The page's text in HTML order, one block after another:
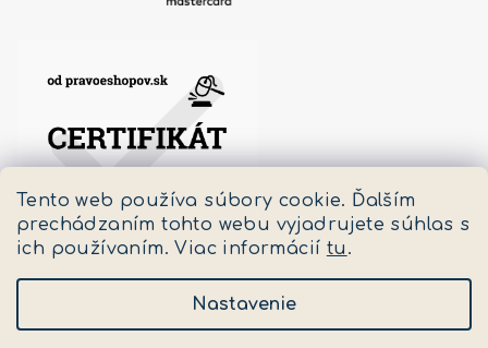
Tento web používa súbory cookie. Ďalším
prechádzaním tohto webu vyjadrujete súhlas s
ich používaním. Viac informácií tu .
Nastavenie
Copyright 2026Pastello. Všetky práva vyhradené.